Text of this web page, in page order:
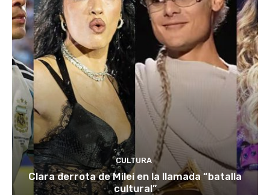
CULTURA
Clara derrota de Milei en la llamada “batalla
cultural”